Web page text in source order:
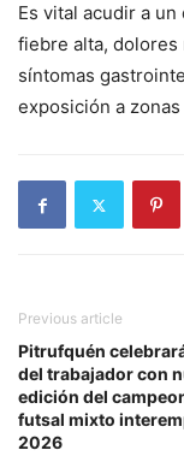
Es vital acudir a
fiebre alta, dolores
síntomas
exposición a
Previous article
Pitrufquén
del trabajador con
edición del
futsal mixto
2026